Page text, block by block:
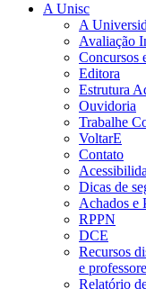
A Unisc
A
Avaliação
Concursos
Editora
Estrutura
Ouvidoria
Trabalhe
VoltarE
Contato
Dicas de
Achados e
RPPN
DCE
Recursos
e
Relatório